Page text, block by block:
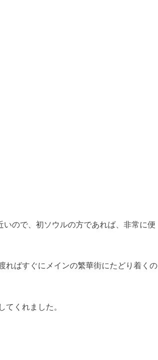
ので、初ソウルの方であれば、非常に便
ればすぐにメインの繁華街にたどり着くの
くれました。